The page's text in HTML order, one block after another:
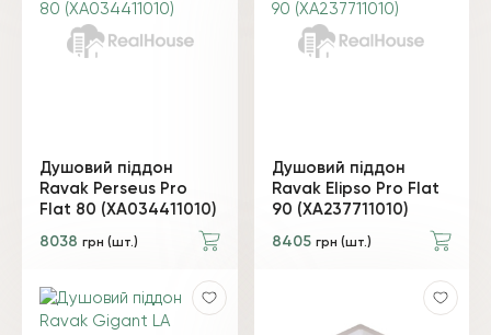
Душовий піддон
Ravak Perseus Pro
Flat 80 (XA034411010)
8038 грн (шт.)
Душовий піддон
Ravak Elipso Pro Flat
90 (XA237711010)
8405 грн (шт.)